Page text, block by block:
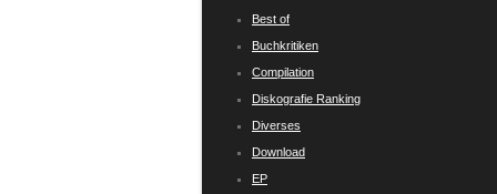
Best of
Buchkritiken
Compilation
Diskografie Ranking
Diverses
Download
EP